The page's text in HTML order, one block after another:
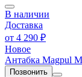
В наличии
Доставка
от 4 290 ₽
Новое
Антабка Magpul
Позвонить